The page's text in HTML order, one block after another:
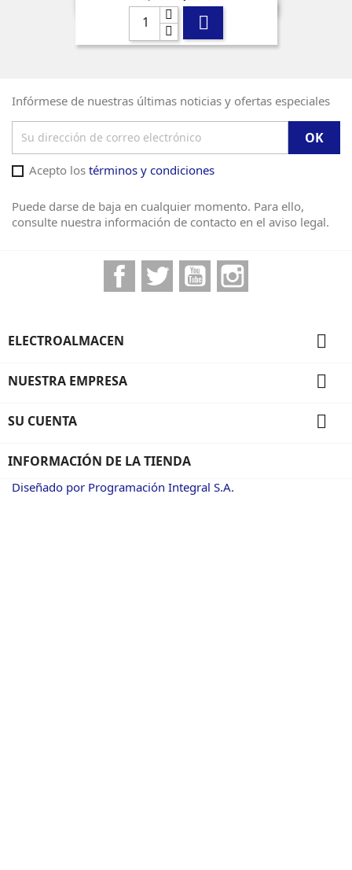
base

Infórmese de nuestras últimas noticias y ofertas especiales
Acepto los términos y condiciones
Puede darse de baja en cualquier momento. Para ello,
consulte nuestra información de contacto en el aviso legal.
FacebookTwitter YouTube
ELECTROALMACEN 
NUESTRA EMPRESA 
SU CUENTA 
INFORMACIÓN DE LA TIENDA
Diseñado por Programación Integral S.A.